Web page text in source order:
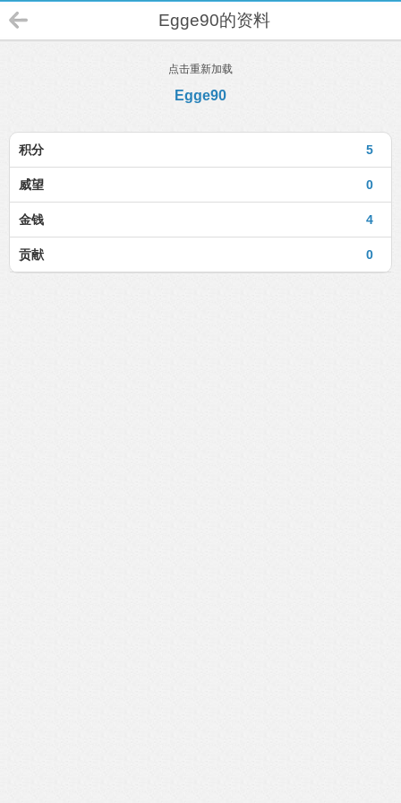
Egge90的资料
点击重新加载
Egge90
5
积分
0
威望
4
金钱
0
贡献